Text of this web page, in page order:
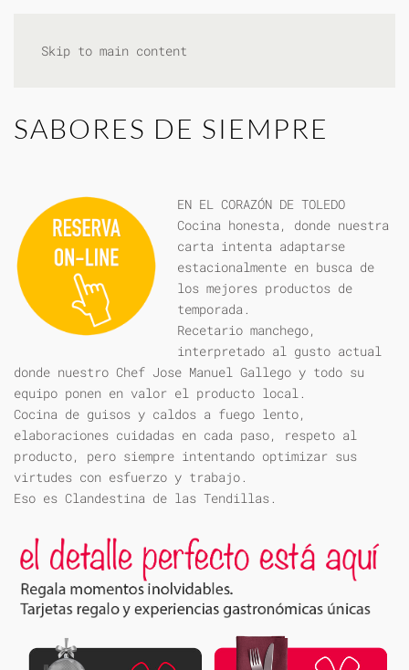
Skip to main content
SABORES DE SIEMPRE
EN EL CORAZÓN DE TOLEDO
Cocina honesta, donde nuestra
carta intenta adaptarse
estacionalmente en busca de
los mejores productos de
temporada.
Recetario manchego,
interpretado al gusto actual
donde nuestro Chef Jose Manuel Gallego y todo su
equipo ponen en valor el producto local.
Cocina de guisos y caldos a fuego lento,
elaboraciones cuidadas en cada paso, respeto al
producto, pero siempre intentando optimizar sus
virtudes con esfuerzo y trabajo.
Eso es Clandestina de las Tendillas.